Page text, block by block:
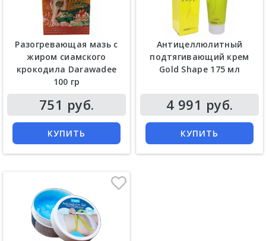
Разогревающая мазь с
жиром сиамского
крокодила Darawadee
100 гр
751 руб.
КУПИТЬ
Антицеллюлитный
подтягивающий крем
Gold Shape 175 мл
4 991 руб.
КУПИТЬ